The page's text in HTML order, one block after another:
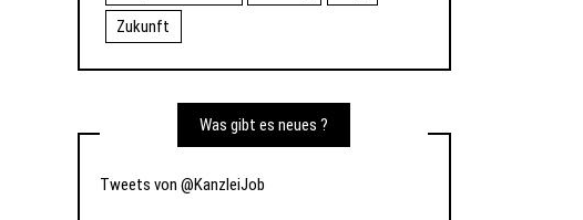
Zukunft
Was gibt es neues ?
Tweets von @KanzleiJob